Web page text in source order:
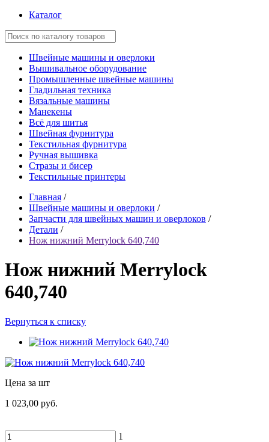
Каталог
Швейные машины и оверлоки
Вышивальное оборудование
Промышленные швейные машины
Гладильная техника
Вязальные машины
Манекены
Всё для шитья
Швейная фурнитура
Текстильная фурнитура
Ручная вышивка
Стразы и бисер
Текстильные принтеры
Главная /
Швейные машины и оверлоки /
Запчасти для швейных машин и оверлоков /
Детали /
Нож нижний Merrylock 640,740
Нож нижний Merrylock
640,740
Вернуться к списку
Цена за шт
1 023,00 руб.
1